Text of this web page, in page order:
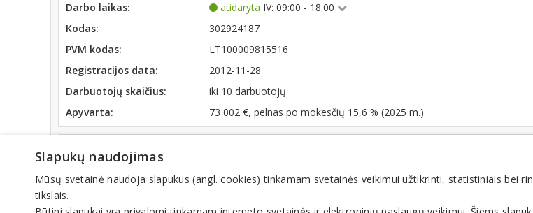
Darbo laikas:
atidaryta IV: 09:00 - 18:00
Kodas:
302924187
PVM kodas:
LT100009815516
Registracijos data:
2012-11-28
Darbuotojų skaičius:
iki 10 darbuotojų
Apyvarta:
73 002 €, pelnas po mokesčių 15,6 % (2025 m.)
Veiklos sritys
Kelionių agentūros, turizmo paslaugos, vizos
Slapukų naudojimas
Mūsų svetainė naudoja slapukus (angl. cookies) tinkamam svetainės veikimui užtikrinti, statistiniais bei
tikslais.